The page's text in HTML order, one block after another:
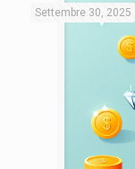
Settembre 30, 2025